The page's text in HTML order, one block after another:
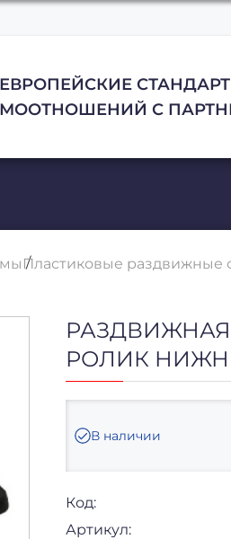
ЕВРОПЕЙСКИЕ
С
Пластиковые раздвижные
РОЛИК
В наличии
Код:
Артикул: